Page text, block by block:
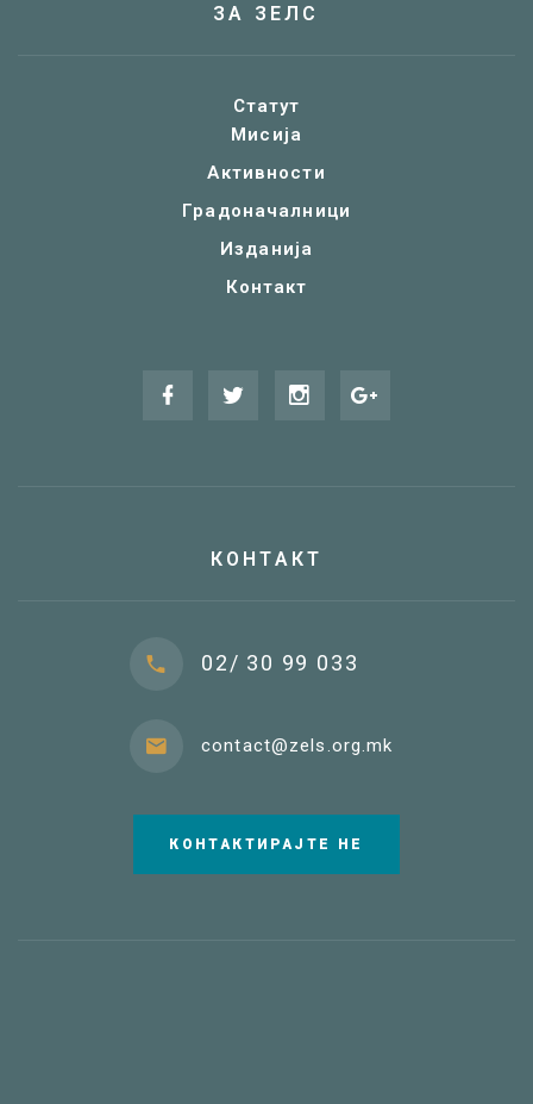
ЗА ЗЕЛС
Статут
Мисија
Активности
Градоначалници
Изданија
Контакт
КОНТАКТ
02/ 30 99 033
contact@zels.org.mk
КОНТАКТИРАЈТЕ НЕ